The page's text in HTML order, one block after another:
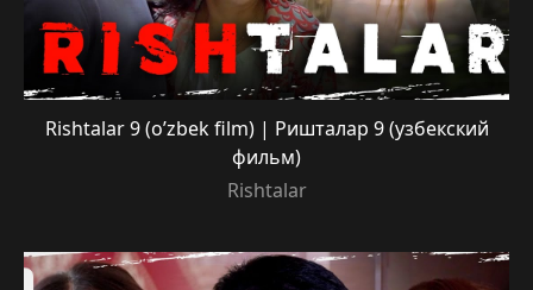
Rishtalar 9 (o’zbek film) | Ришталар 9 (узбекский
фильм)
Rishtalar